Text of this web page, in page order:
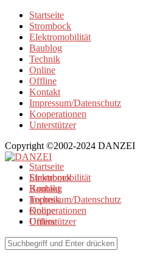
Startseite
Strombock
Elektromobilität
Baublog
Technik
Online
Offline
Kontakt
Impressum/Datenschutz
Kooperationen
Unterstützer
Copyright ©2002-2024 DANZEI
Startseite
Strombock
Kontakt
Impressum/Datenschutz
Kooperationen
Unterstützer
Elektromobilität
Baublog
Technik
Online
Offline
Elektromobilität